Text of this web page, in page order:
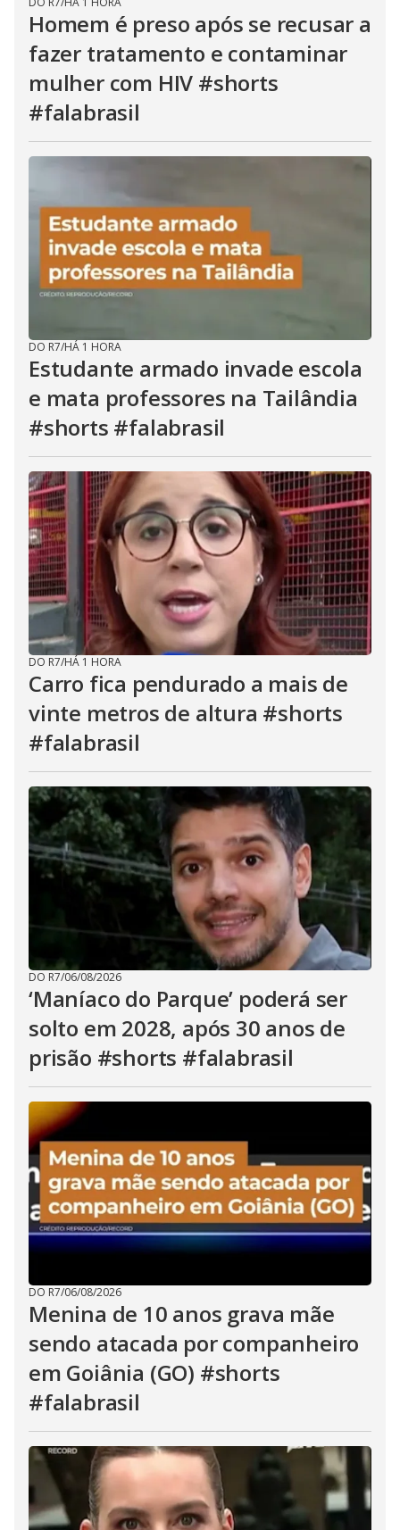
Homem é preso após se recusar a
fazer tratamento e contaminar
mulher com HIV #shorts
#falabrasil
DO R7/HÁ 1 HORA
Estudante armado invade escola
e mata professores na Tailândia
#shorts #falabrasil
DO R7/HÁ 1 HORA
Carro fica pendurado a mais de
vinte metros de altura #shorts
#falabrasil
DO R7/06/08/2026
‘Maníaco do Parque’ poderá ser
solto em 2028, após 30 anos de
prisão #shorts #falabrasil
DO R7/06/08/2026
Menina de 10 anos grava mãe
sendo atacada por companheiro
em Goiânia (GO) #shorts
#falabrasil